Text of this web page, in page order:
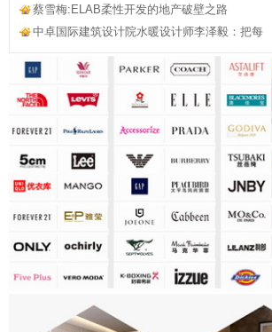
蔡雪梅:ELAB柔性开发的地产破壁之路
中卓国际建筑设计院水暖设计师李泽毅：把每